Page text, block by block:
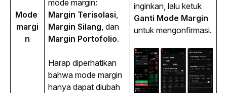
Mode
margi
n
Margin Terisolasi
Margin Silang , dan
Margin Portofolio.
Harap diperhatikan
bahwa mode margin
hanya dapat diubah
inginkan, lalu ketuk
Ganti Mode Margin
untuk mengonfirmasi.